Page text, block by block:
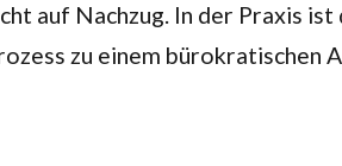
auf Nachzug. In der Praxis ist
zu einem bürokratischen